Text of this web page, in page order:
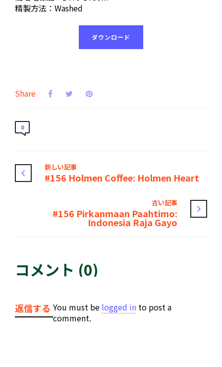
精製方法：Washed
ダウンロード
Share
0
新しい記事
#156 Holmen Coffee: Holmen Heart
古い記事
#156 Pirkanmaan Paahtimo:
Indonesia Raja Gayo
コメント (0)
返信する You must be logged in to post a
comment.